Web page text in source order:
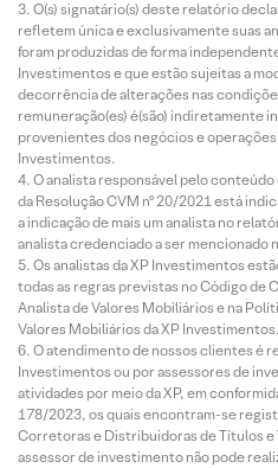
O(s) signatário(s) deste relatório
refletem única e exclusivamente suas
foram produzidas de forma
Investimentos e que estão sujeitas a
decorrência de alterações nas
remuneração(es) é(são) indiretamente
provenientes dos negócios e
Investimentos.
O analista responsável pelo
da Resolução CVM nº 20/2021 está
a indicação de mais um analista no
analista credenciado a ser mencionado
Os analistas da XP Investimentos
todas as regras previstas no Código de
Analista de Valores Mobiliários e na
Valores Mobiliários da XP Investimentos.
O atendimento de nossos clientes é
Investimentos ou por assessores de
atividades por meio da XP, em
178/2023, os quais encontram-se
Corretoras e Distribuidoras de Títulos e
assessor de investimento não pode